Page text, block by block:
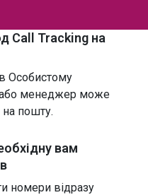
Call Tracking на
Особистому
або менеджер може
на пошту.
вам
номери відразу